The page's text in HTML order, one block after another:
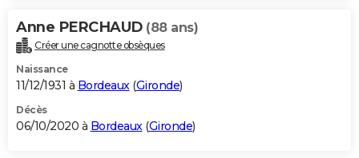
Anne PERCHAUD (88 ans)
Créer une cagnotte obsèques
Naissance
11/12/1931 à Bordeaux(Gironde)
Décès
06/10/2020 à Bordeaux(Gironde)